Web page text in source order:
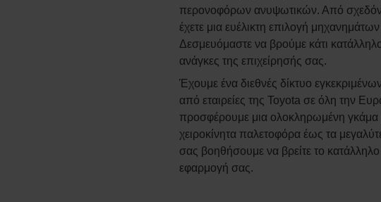
περονοφόρων ανυψωτικών. Από σχεδόν
έχετε μια ευέλικτη επιλογή
Δεσμευόμαστε να βρούμε κάτι κατάλληλο
ανάγκες της επιχείρησής σας.
Έχουμε ένα διεθνές δίκτυο
από εταιρείες της Toyota σε όλη την
προσφέρουμε μια ολοκληρωμένη γκάμα
χειροκίνητα παλετοφόρα έως τα
σας βοηθήσουμε να βρείτε το
εφαρμογή σας.